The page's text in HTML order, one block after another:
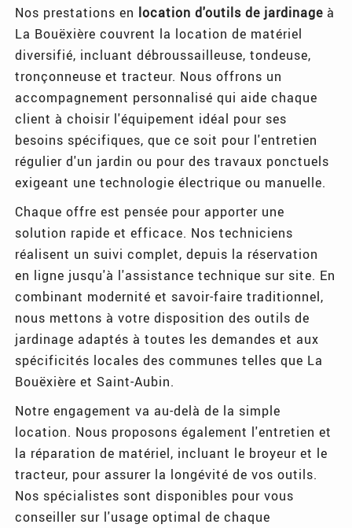
Nos prestations en location d'outils de jardinage à
La Bouëxière couvrent la location de matériel
diversifié, incluant débroussailleuse, tondeuse,
tronçonneuse et tracteur. Nous offrons un
accompagnement personnalisé qui aide chaque
client à choisir l'équipement idéal pour ses
besoins spécifiques, que ce soit pour l'entretien
régulier d'un jardin ou pour des travaux ponctuels
exigeant une technologie électrique ou manuelle.
Chaque offre est pensée pour apporter une
solution rapide et efficace. Nos techniciens
réalisent un suivi complet, depuis la réservation
en ligne jusqu'à l'assistance technique sur site. En
combinant modernité et savoir-faire traditionnel,
nous mettons à votre disposition des outils de
jardinage adaptés à toutes les demandes et aux
spécificités locales des communes telles que La
Bouëxière et Saint-Aubin.
Notre engagement va au-delà de la simple
location. Nous proposons également l'entretien et
la réparation de matériel, incluant le broyeur et le
tracteur, pour assurer la longévité de vos outils.
Nos spécialistes sont disponibles pour vous
conseiller sur l'usage optimal de chaque